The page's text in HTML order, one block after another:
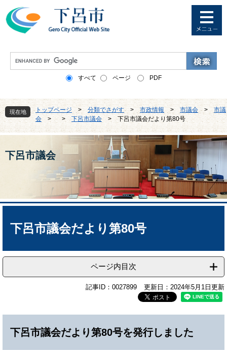
ー
ニ
本
文
へ
e
カ
ス
タ
検
索
すべて ページ PDF
現在地 トップページ > 分類でさがす > 市政情報 > 市議会 >
市議
会
> > 下呂市議会 > 下呂市議会だより第80号
下呂市議会
本
下呂市議会だより第80号
ページ内目次
記事ID：0027899 更新日：2024年5月1日更新
下呂市議会だより第80号を発行しました